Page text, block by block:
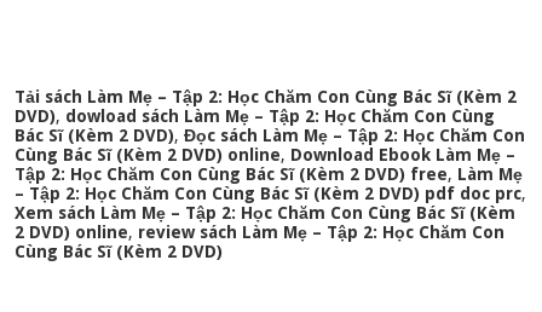
Tải sách Làm Mẹ – Tập 2: Học Chăm Con Cùng Bác Sĩ (Kèm 2
DVD), dowload sách Làm Mẹ – Tập 2: Học Chăm Con Cùng
Bác Sĩ (Kèm 2 DVD),Đọc sách Làm Mẹ – Tập 2: Học Chăm Con
Cùng Bác Sĩ (Kèm 2 DVD) online, Download Ebook Làm Mẹ –
Tập 2: Học Chăm Con Cùng Bác Sĩ (Kèm 2 DVD) free, Làm Mẹ
– Tập 2: Học Chăm Con Cùng Bác Sĩ (Kèm 2 DVD) pdf doc prc,
Xem sách Làm Mẹ – Tập 2: Học Chăm Con Cùng Bác Sĩ (Kèm
2 DVD) online, review sách Làm Mẹ – Tập 2: Học Chăm Con
Cùng Bác Sĩ (Kèm 2 DVD)